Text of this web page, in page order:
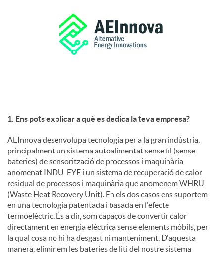
o
n
t
i
n
1. Ens pots explicar a què es dedica la teva empresa?
AEInnova desenvolupa tecnologia per a la gran indústria,
principalment un sistema autoalimentat sense fil (sense
bateries) de sensorització de processos i maquinària
anomenat INDU-EYE i un sistema de recuperació de calor
residual de processos i maquinària que anomenem WHRU
(Waste Heat Recovery Unit). En els dos casos ens suportem
en una tecnologia patentada i basada en l'efecte
termoelèctric. És a dir, som capaços de convertir calor
directament en energia elèctrica sense elements mòbils, per
la qual cosa no hi ha desgast ni manteniment. D'aquesta
manera, eliminem les bateries de liti del nostre sistema